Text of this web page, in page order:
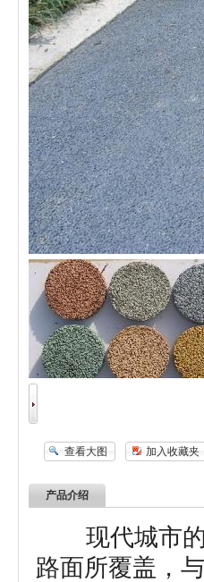
查看大图 加入收藏夹
产品介绍
现代城市的
路面所覆盖，